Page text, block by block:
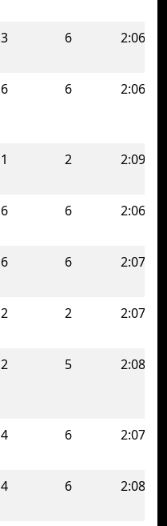
3 6
6 6
1 2
6 6
6 6
2 2
2 5
4 6
4 6